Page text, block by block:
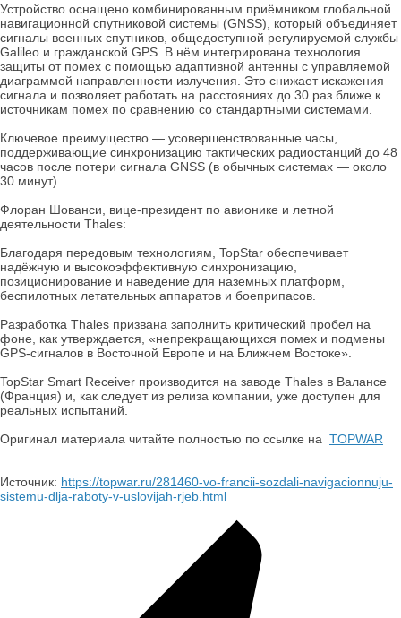
Устройство оснащено комбинированным приёмником глобальной
навигационной спутниковой системы (GNSS), который объединяет
сигналы военных спутников, общедоступной регулируемой службы
Galileo и гражданской GPS. В нём интегрирована технология
защиты от помех с помощью адаптивной антенны с управляемой
диаграммой направленности излучения. Это снижает искажения
сигнала и позволяет работать на расстояниях до 30 раз ближе к
источникам помех по сравнению со стандартными системами.
Ключевое преимущество — усовершенствованные часы,
поддерживающие синхронизацию тактических радиостанций до 48
часов после потери сигнала GNSS (в обычных системах — около
30 минут).
Флоран Шованси, вице-президент по авионике и летной
деятельности Thales:
Благодаря передовым технологиям, TopStar обеспечивает
надёжную и высокоэффективную синхронизацию,
позиционирование и наведение для наземных платформ,
беспилотных летательных аппаратов и боеприпасов.
Разработка Thales призвана заполнить критический пробел на
фоне, как утверждается, «непрекращающихся помех и подмены
GPS-сигналов в Восточной Европе и на Ближнем Востоке».
TopStar Smart Receiver производится на заводе Thales в Валансе
(Франция) и, как следует из релиза компании, уже доступен для
реальных испытаний.
Оригинал материала читайте полностью по ссылке на TOPWAR
Источник: https://topwar.ru/281460-vo-francii-sozdali-navigacionnuju-
sistemu-dlja-raboty-v-uslovijah-rjeb.html